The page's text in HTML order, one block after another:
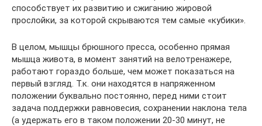
способствует их развитию и сжиганию жировой
прослойки, за которой скрываются тем самые «кубики».
В целом, мышцы брюшного пресса, особенно прямая
мышца живота, в момент занятий на велотренажере,
работают гораздо больше, чем может показаться на
первый взгляд. Т.к. они находятся в напряженном
положении буквально постоянно, перед ними стоит
задача поддержки равновесия, сохранении наклона тела
(а удержать его в таком положении 20-30 минут, не